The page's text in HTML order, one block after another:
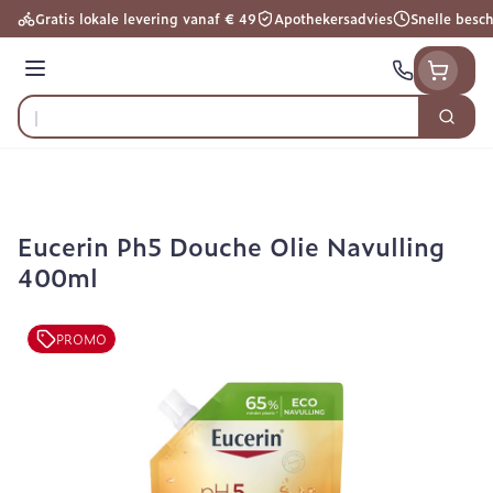
Ga naar de inhoud
Gratis lokale levering vanaf € 49 Apothekersadvies Snelle
Menu
Product, merk, categorie...
Zoek
Eucerin Ph5 Douche Olie Navulling
400ml
PROMO